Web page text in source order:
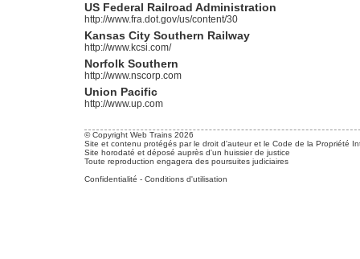
US Federal Railroad Administration
http://www.fra.dot.gov/us/content/30
Kansas City Southern Railway
http://www.kcsi.com/
Norfolk Southern
http://www.nscorp.com
Union Pacific
http://www.up.com
© Copyright Web Trains 2026
Site et contenu protégés par le droit d'auteur et le Code de la Propriété
Site horodaté et déposé auprès d'un huissier de justice
Toute reproduction engagera des poursuites judiciaires
Confidentialité - Conditions d'utilisation